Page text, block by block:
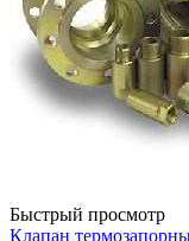
Быстрый просмотр
Клапан